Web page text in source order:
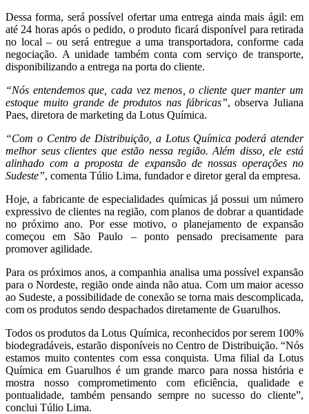
Dessa forma, será possível ofertar uma entrega ainda mais ágil: em
até 24 horas após o pedido, o produto ficará disponível para retirada
no local – ou será entregue a uma transportadora, conforme cada
negociação. A unidade também conta com serviço de transporte,
disponibilizando a entrega na porta do cliente.
“Nós entendemos que, cada vez menos, o cliente quer manter um
estoque muito grande de produtos nas fábricas”, observa Juliana
Paes, diretora de marketing da Lotus Química.
“Com o Centro de Distribuição, a Lotus Química poderá atender
melhor seus clientes que estão nessa região. Além disso, ele está
alinhado com a proposta de expansão de nossas operações no
Sudeste”, comenta Túlio Lima, fundador e diretor geral da empresa.
Hoje, a fabricante de especialidades químicas já possui um número
expressivo de clientes na região, com planos de dobrar a quantidade
no próximo ano. Por esse motivo, o planejamento de expansão
começou em São Paulo – ponto pensado precisamente para
promover agilidade.
Para os próximos anos, a companhia analisa uma possível expansão
para o Nordeste, região onde ainda não atua. Com um maior acesso
ao Sudeste, a possibilidade de conexão se torna mais descomplicada,
com os produtos sendo despachados diretamente de Guarulhos.
Todos os produtos da Lotus Química, reconhecidos por serem 100%
biodegradáveis, estarão disponíveis no Centro de Distribuição. “Nós
estamos muito contentes com essa conquista. Uma filial da Lotus
Química em Guarulhos é um grande marco para nossa história e
mostra nosso comprometimento com eficiência, qualidade e
pontualidade, também pensando sempre no sucesso do cliente”,
conclui Túlio Lima.